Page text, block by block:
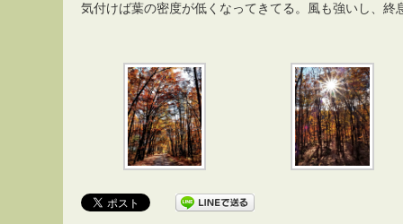
気付けば葉の密度が低くなってきてる。風も強いし、終